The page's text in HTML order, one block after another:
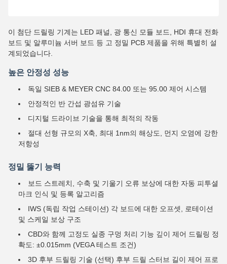
이 첨단 드릴링 기계는 LED 패널, 광 통신 모듈 보드, HDI 휴대 전화
보드 및 알루미늄 서버 보드 등 고 정밀 PCB 제품을 위해 특별히 설
계되었습니다.
높은 안정성 성능
독일 SIEB & MEYER CNC 84.00 또는 95.00 제어 시스템
안정적인 반 간섭 광섬유 기술
디지털 드라이브 기술을 통해 최적의 작동
절대 선형 규모의 X축, 최대 1nm의 해상도, 먼지 오염에 강한
저항성
정밀 뚫기 능력
보드 스트레치, 수축 및 기울기 오류 보상에 대한 자동 피투셜
마크 인식 및 등록 알고리즘
IWS (독립 작업 스테이션) 각 보드에 대한 오프셋, 로테이션
및 스케일 보상 구조
CBD와 함께 고정도 실종 구멍 처리 기능 깊이 제어 드릴링 정
확도: ±0.015mm (VEGA 테스트 조건)
3D 후부 드릴링 기술 (선택) 후부 드릴 스터브 길이 제어 프로